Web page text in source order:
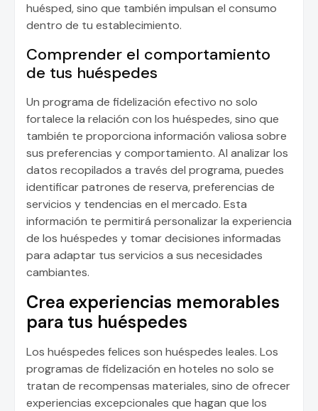
huésped, sino que también impulsan el consumo
dentro de tu establecimiento.
Comprender el comportamiento
de tus huéspedes
Un programa de fidelización efectivo no solo
fortalece la relación con los huéspedes, sino que
también te proporciona información valiosa sobre
sus preferencias y comportamiento. Al analizar los
datos recopilados a través del programa, puedes
identificar patrones de reserva, preferencias de
servicios y tendencias en el mercado. Esta
información te permitirá personalizar la experiencia
de los huéspedes y tomar decisiones informadas
para adaptar tus servicios a sus necesidades
cambiantes.
Crea experiencias memorables
para tus huéspedes
Los huéspedes felices son huéspedes leales. Los
programas de fidelización en hoteles no solo se
tratan de recompensas materiales, sino de ofrecer
experiencias excepcionales que hagan que los